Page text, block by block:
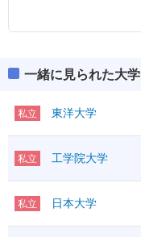
一緒に見られた大学
私立 東洋大学
私立 工学院大学
私立 日本大学